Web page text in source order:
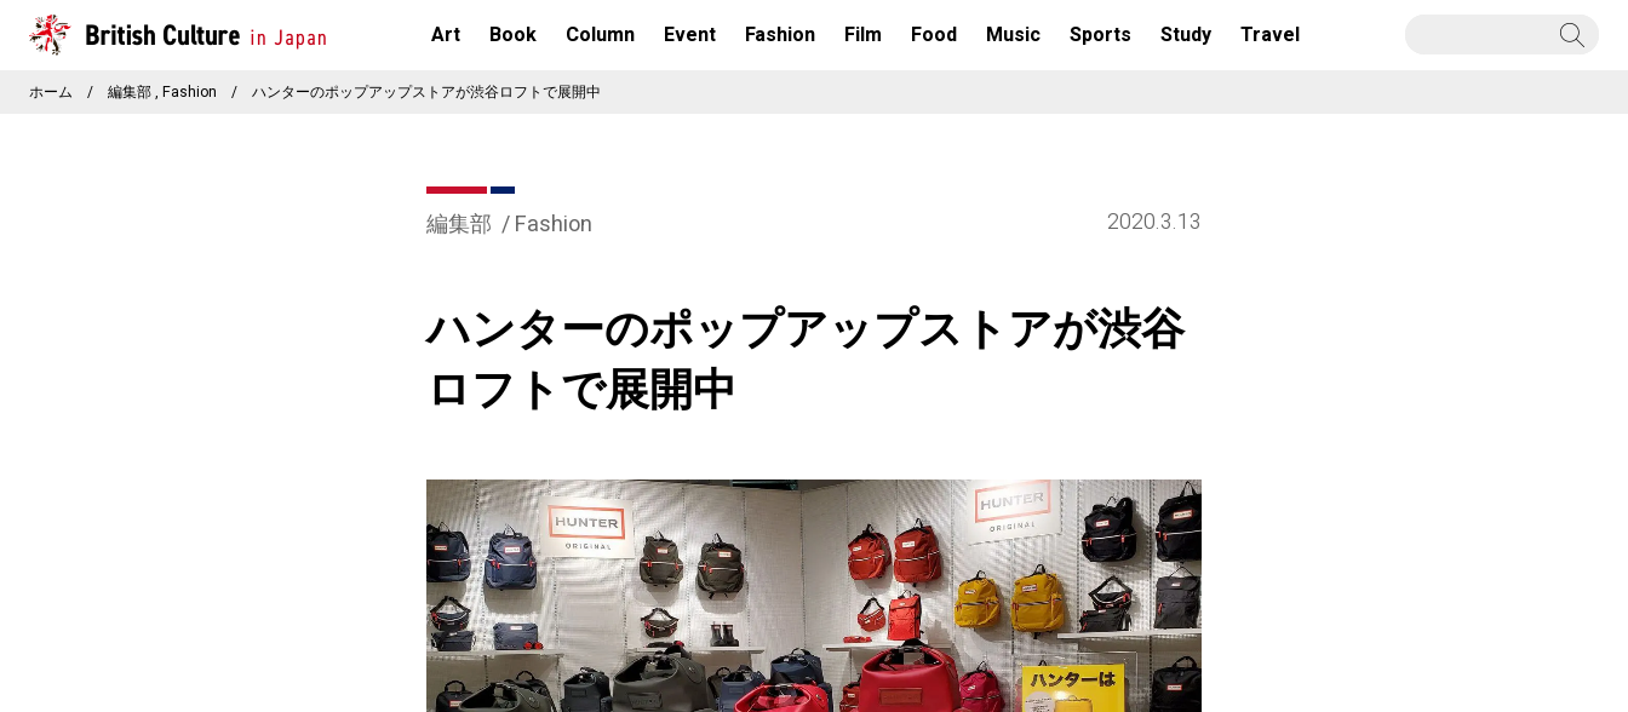
Art Book Column Event Fashion Film Food Music Sports Study Travel
ホーム / 編集部 Fashion / ハンターのポップアップストアが渋谷ロフトで展開中
編集部 Fashion 2020.3.13
ハンターのポップアップストアが渋谷
ロフトで展開中